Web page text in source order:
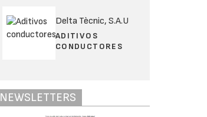
Delta Tècnic, S.A.U
ADITIVOS
CONDUCTORES
NEWSLETTERS